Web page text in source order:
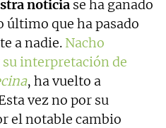
noticia se ha ganado
último que ha pasado
a nadie. Nacho
interpretación de
, ha vuelto a
vez no por su
el notable cambio